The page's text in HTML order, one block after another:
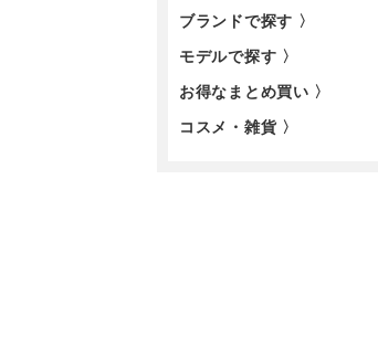
ブランドで探す 〉
モデルで探す 〉
お得なまとめ買い 〉
コスメ・雑貨 〉